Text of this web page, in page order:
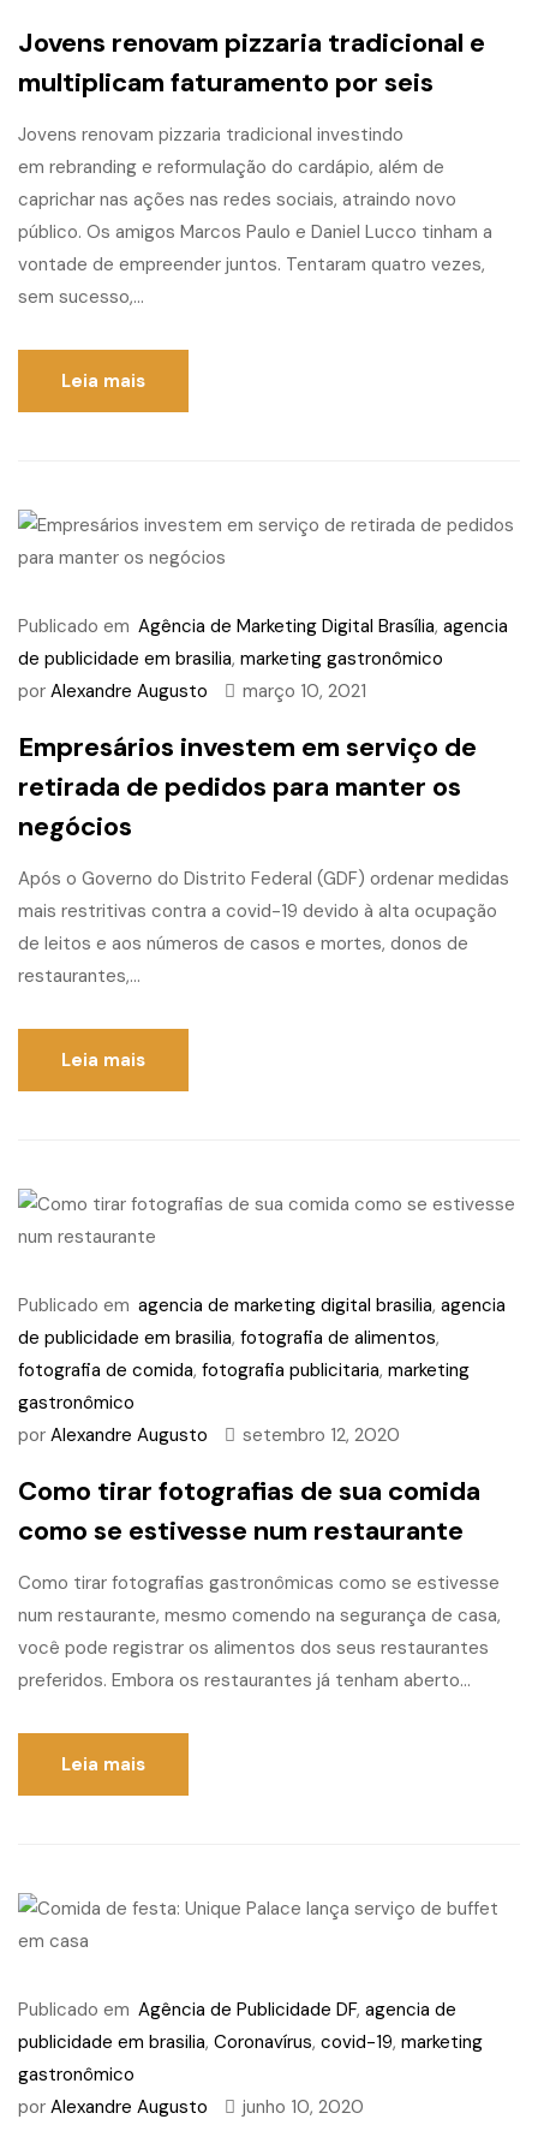
Jovens renovam pizzaria tradicional e
multiplicam faturamento por seis
Jovens renovam pizzaria tradicional investindo
em rebranding e reformulação do cardápio, além de
caprichar nas ações nas redes sociais, atraindo novo
público. Os amigos Marcos Paulo e Daniel Lucco tinham a
vontade de empreender juntos. Tentaram quatro vezes,
sem sucesso,...
Leia mais
Publicado em Agência de Marketing Digital Brasília, agencia
de publicidade em brasilia, marketing gastronômico
por Alexandre Augusto março 10, 2021
Empresários investem em serviço de
retirada de pedidos para manter os
negócios
Após o Governo do Distrito Federal (GDF) ordenar medidas
mais restritivas contra a covid-19 devido à alta ocupação
de leitos e aos números de casos e mortes, donos de
restaurantes,...
Leia mais
Publicado em agencia de marketing digital brasilia, agencia
de publicidade em brasilia, fotografia de alimentos,
fotografia de comida, fotografia publicitaria, marketing
gastronômico
por Alexandre Augusto setembro 12, 2020
Como tirar fotografias de sua comida
como se estivesse num restaurante
Como tirar fotografias gastronômicas como se estivesse
num restaurante, mesmo comendo na segurança de casa,
você pode registrar os alimentos dos seus restaurantes
preferidos. Embora os restaurantes já tenham aberto...
Leia mais
Publicado em Agência de Publicidade DF, agencia de
publicidade em brasilia, Coronavírus, covid-19, marketing
gastronômico
por Alexandre Augusto junho 10, 2020